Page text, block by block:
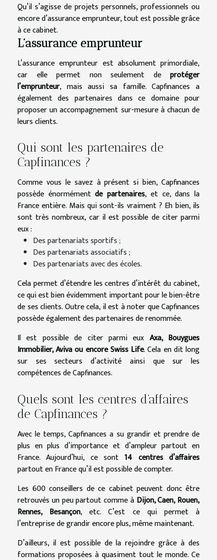
Qu’il s’agisse de projets personnels, professionnels ou
encore d’assurance emprunteur, tout est possible grâce
à ce cabinet.
L’assurance emprunteur
L’assurance emprunteur est absolument primordiale,
car elle permet non seulement de protéger
l’emprunteur, mais aussi sa famille. Capfinances a
également des partenaires dans ce domaine pour
proposer un accompagnement sur-mesure à chacun de
leurs clients.
Qui sont les partenaires de
Capfinances ?
Comme vous le savez à présent si bien, Capfinances
possède énormémentde partenaires, et ce, dans la
France entière. Mais qui sont-ils vraiment ? Eh bien, ils
sont très nombreux, car il est possible de citer parmi
eux :
Des partenariats sportifs ;
Des partenariats associatifs ;
Des partenariats avec des écoles.
Cela permet d’étendre les centres d’intérêt du cabinet,
ce qui est bien évidemment important pour le bien-être
de ses clients. Outre cela, il est à noter que Capfinances
possède également des partenaires de renommée.
Il est possible de citer parmi eux Axa, Bouygues
Immobilier, Aviva ou encore Swiss Life. Cela en dit long
sur ses secteurs d’activité ainsi que sur les
compétences de Capfinances.
Quels sont les centres d’affaires
de Capfinances ?
Avec le temps, Capfinances a su grandir et prendre de
plus en plus d’importance et d’ampleur partout en
France. Aujourd’hui, ce sont14 centres d’affaires
partout en France qu’il est possible de compter.
Les 600 conseillers de ce cabinet peuvent donc être
retrouvés un peu partout comme à Dijon, Caen, Rouen,
Rennes, Besançon, etc. C’est ce qui permet à
l’entreprise de grandir encore plus, même maintenant.
D’ailleurs, il est possible de la rejoindre grâce à des
formations proposées à quasiment tout le monde. Ce